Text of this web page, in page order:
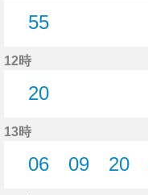
55
12時
20
13時
06
09
20